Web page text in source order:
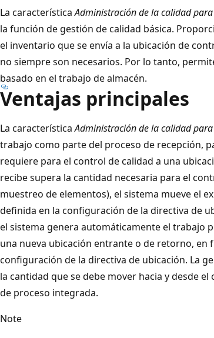
La característicaAdministración de la calidad
la función de gestión de calidad básica.
el inventario que se envía a la ubicación de
no siempre son necesarios. Por lo tanto,
basado en el trabajo de almacén.
Ventajas principales
La característicaAdministración de la calidad
trabajo como parte del proceso de recepción,
requiere para el control de calidad a una
recibe supera la cantidad necesaria para el
muestreo de elementos), el sistema mueve el
definida en la configuración de la directiva de
el sistema genera automáticamente el trabajo
una nueva ubicación entrante o de retorno, en
configuración de la directiva de ubicación. La
la cantidad que se debe mover hacia y desde
de proceso integrada.
Note